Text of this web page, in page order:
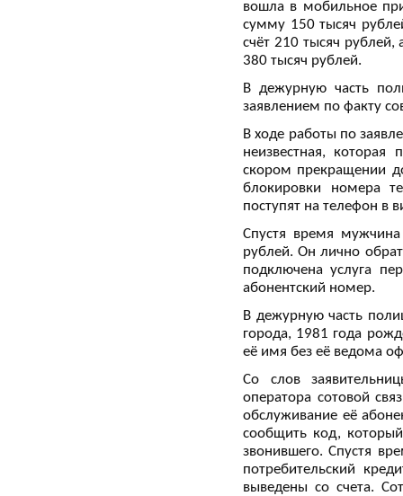
вошла в мобильное
сумму 150 тысяч
счёт 210 тысяч
380 тысяч рублей.
В дежурную часть
заявлением по факту
В ходе работы по
неизвестная, которая
скором прекращении
блокировки номера
поступят на телефон в
Спустя время
рублей. Он лично
подключена услуга
абонентский номер.
В дежурную часть
города, 1981 года
её имя без её ведома
Со слов
оператора сотовой
обслуживание её
сообщить код,
звонившего. Спустя
потребительский
выведены со счета.